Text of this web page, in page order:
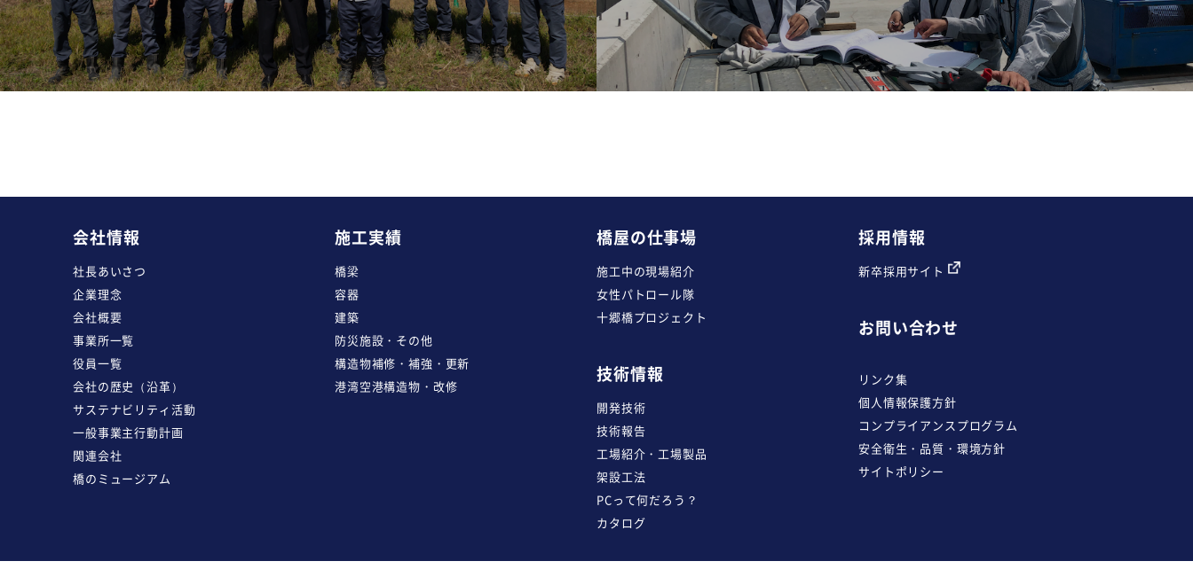
会社情報
社長あいさつ
企業理念
会社概要
事業所一覧
役員一覧
会社の歴史（沿革）
サステナビリティ活動
一般事業主行動計画
関連会社
橋のミュージアム
施工実績
橋梁
容器
建築
防災施設・その他
構造物補修・補強・更新
港湾空港構造物・改修
橋屋の仕事場
施工中の現場紹介
女性パトロール隊
十郷橋プロジェクト
技術情報
開発技術
技術報告
工場紹介・工場製品
架設工法
PCって何だろう？
カタログ
採用情報
新卒採用サイト
お問い合わせ
リンク集
個人情報保護方針
コンプライアンスプログラム
安全衛生・品質・環境方針
サイトポリシー